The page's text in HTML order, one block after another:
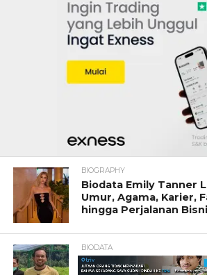
BIOGRAPHY
Biodata Emily Tanner
Umur, Agama, Karier,
hingga Perjalanan
BIODATA
Biodata Mewalik